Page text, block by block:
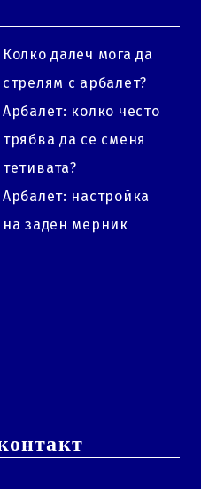
Колко далеч мога да
стрелям с арбалет?
Арбалет: колко често
трябва да се сменя
тетивата?
Арбалет: настройка
на заден мерник